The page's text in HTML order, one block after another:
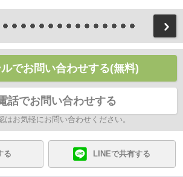
でお問い合わせする(無料)
話でお問い合わせする
はお気軽にお問い合わせください。
る LINEで共有する